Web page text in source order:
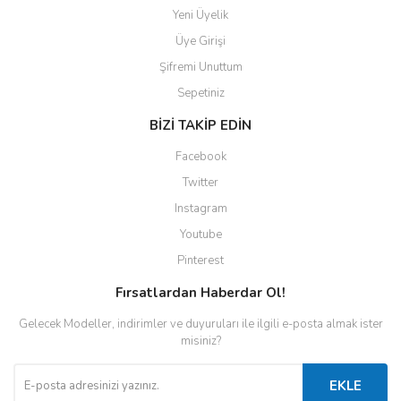
Yeni Üyelik
Üye Girişi
Şifremi Unuttum
Sepetiniz
BİZİ TAKİP EDİN
Facebook
Twitter
Instagram
Youtube
Pinterest
Fırsatlardan Haberdar Ol!
Gelecek Modeller, indirimler ve duyuruları ile ilgili e-posta almak ister
misiniz?
EKLE